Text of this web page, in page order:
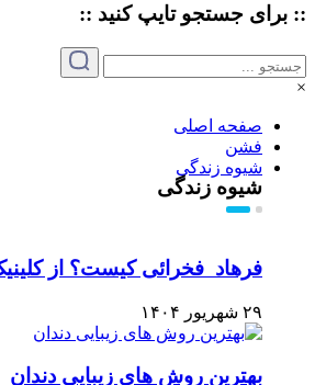
:: برای جستجو تایپکنید ::
×
صفحه اصلی
فشن
شیوه زندگی
شیوه زندگی
فرهاد فخرائی کیست؟ از
۲۹ شهریور ۱۴۰۴
بهترین روش های زیبایی دندان